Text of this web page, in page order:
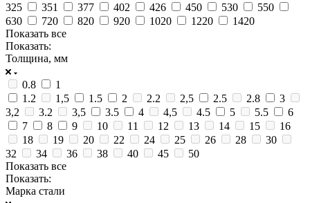
325
351 377 402 426 450 530
550
630
720 820 920 1020 1220
1420
Показать все
Показать:
Толщина, мм
0.8
1
1.2
1,5 1.5 2 2.2 2,5 2.5 2.8
3
3,2
3.2 3,5 3.5 4 4,5 4.5 5 5.5
6
7
8 9 10 11 12 13 14 15
16
18
19 20 22 24 25 26 28
30
32
34 36 38 40 45
50
Показать все
Показать:
Марка стали